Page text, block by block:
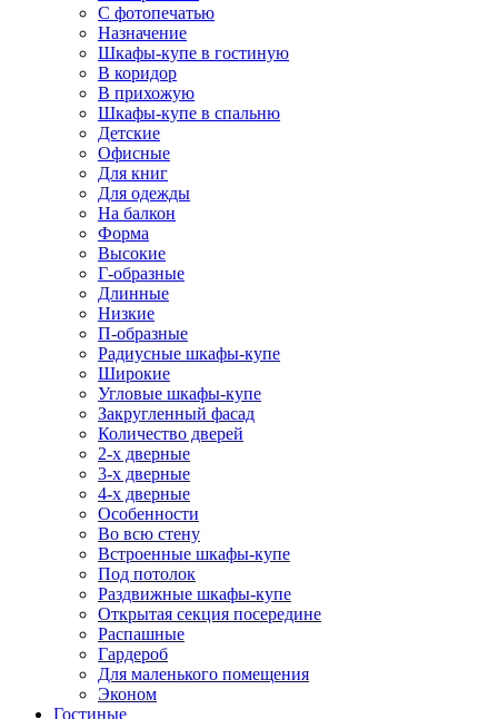
С фотопечатью
Назначение
Шкафы-купе в гостиную
В коридор
В прихожую
Шкафы-купе в спальню
Детские
Офисные
Для книг
Для одежды
На балкон
Форма
Высокие
Г-образные
Длинные
Низкие
П-образные
Радиусные шкафы-купе
Широкие
Угловые шкафы-купе
Закругленный фасад
Количество дверей
2-х дверные
3-х дверные
4-х дверные
Особенности
Во всю стену
Встроенные шкафы-купе
Под потолок
Раздвижные шкафы-купе
Открытая секция посередине
Распашные
Гардероб
Для маленького помещения
Эконом
Гостиные